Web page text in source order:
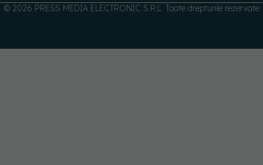
© 2026 PRESS MEDIA ELECTRONIC S.R.L. Toate drepturile rezervate